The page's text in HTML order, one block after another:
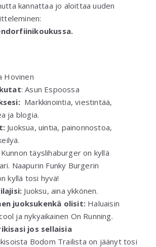
kannattaa jo aloittaa uuden
Hovinen
: Asun Espoossa
Markkinointia, viestintää,
ja blogia.
Juoksua, uintia, painonnostoa,
Kunnon täyslihaburger on kyllä
Naapurin Funky Burgerin
kyllä tosi hyvä!
Juoksu, aina ykkönen.
juoksukenkä olisit: Haluaisin
ja nykyaikainen On Running.
jos sellaisia
Bodom Trailista on jäänyt tosi